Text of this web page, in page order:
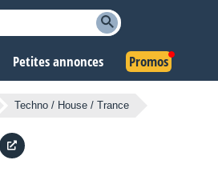
Petites annonces Promos
Techno / House / Trance